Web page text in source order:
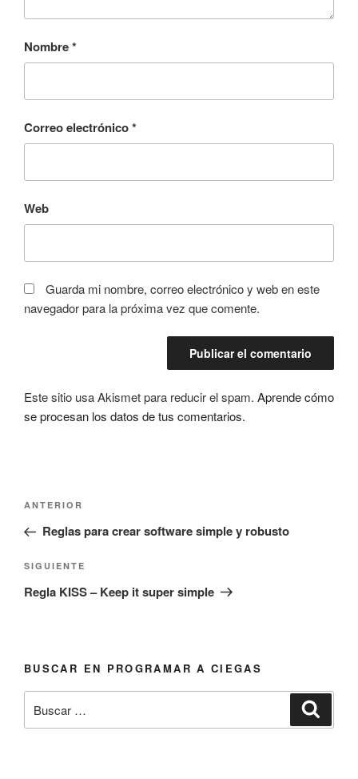
Nombre*
Correo electrónico*
Web
Guarda mi nombre, correo electrónico y web en este
navegador para la próxima vez que comente.
Este sitio usa Akismet para reducir el spam. Aprende cómo
se procesan los datos de tus comentarios.
Navegación
entradas
Entrada
anterior:
ANTERIOR
Reglas para crear software simple y robusto
Siguiente
entrada
SIGUIENTE
Regla KISS – Keep it super simple
BUSCAR EN PROGRAMAR A CIEGAS
por: